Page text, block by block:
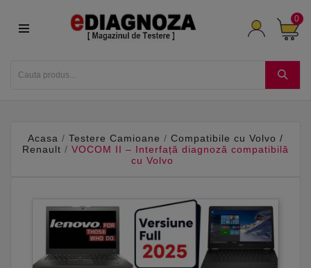
0
Acasa Testere Camioane
Compatibile cu Volvo /
Renault
VOCOM II – Interfață diagnoză compatibilă
cu Volvo